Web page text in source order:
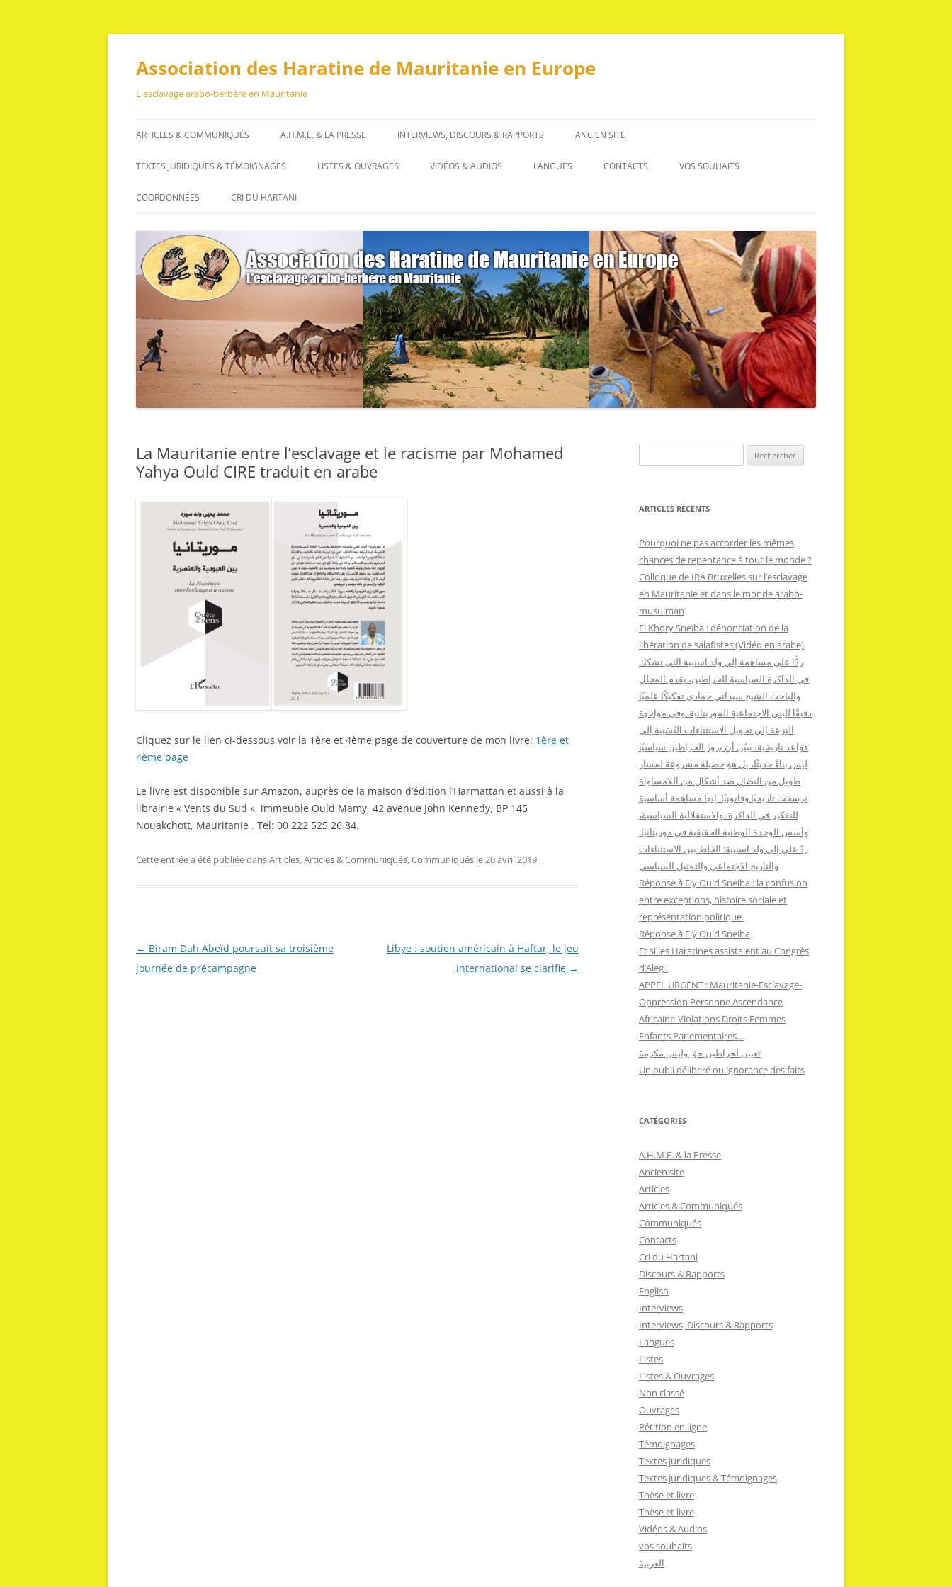
Aller
contenu
Association des Haratine de Mauritanie en Europe
L'esclavage arabo-berbère en Mauritanie
ARTICLES & COMMUNIQUÉS
ARTICLES
COMMUNIQUÉS
A.H.M.E. & LA PRESSE INTERVIEWS, DISCOURS & RAPPORTS
INTERVIEWS
ANCIEN SITE
TEXTES JURIDIQUES & TÉMOIGNAGES
TEXTES JURIDIQUES
LISTES & OUVRAGES VIDÉOS & AUDIOS LANGUES CONTACTS VOS SOUHAITS
COORDONNÉES CRI DU HARTANI
La Mauritanie entre l’esclavage et le racisme par Mohamed
Yahya Ould CIRE traduit en arabe
Cliquez sur le lien ci-dessous voir la 1ère et 4ème page de couverture de mon livre: 1ère et
4ème page
Le livre est disponible sur Amazon, auprès de la maison d’édition l’Harmattan et aussi à la
librairie « Vents du Sud », immeuble Ould Mamy, 42 avenue John Kennedy, BP 145
Nouakchott, Mauritanie . Tel: 00 222 525 26 84.
Cette entrée a été publiée dansArticles,Articles & Communiqués,Communiqués le20 avril 2019 .
Navigation
des
← Biram Dah Abeïd poursuit sa troisième
journée de précampagne
Libye : soutien américain à Haftar, le jeu
international se clarifie →
e
h
r
h
:
ARTICLES RÉCENTS
Pourquoi ne pas accorder les mêmes
chances de repentance à tout le monde ?
Colloque de IRA Bruxelles sur l’esclavage
en Mauritanie et dans le monde arabo-
musulman
El Khory Sneïba : dénonciation de la
libération de salafistes (Vidéo en arabe)
ردًّا على مساهمة إلي ولد اسنيبة التي تشكك
في الذاكرة السياسية للحراطين، يقدم المحلل
والباحث الشيخ سيداتي حمادي تفكيكًا علميًا
دقيقًا للبنى الاجتماعية الموريتانية. وفي مواجهة
النزعة إلى تحويل الاستثناءات النَّسَبية إلى
قواعد تاريخية، يبيّن أن بروز الحراطين سياسيًا
ليس بناءً حديثًا، بل هو حصيلة مشروعة لمسار
طويل من النضال ضد أشكال من اللامساواة
ترسخت تاريخيًا وقانونيًا. إنها مساهمة أساسية
للتفكير في الذاكرة، والاستقلالية السياسية،
وأسس الوحدة الوطنية الحقيقية في موريتانيا.
ردّ على إلي ولد اسنيبة: الخلط بين الاستثناءات
والتاريخ الاجتماعي والتمثيل السياسي
Réponse à Ely Ould Sneiba : la confusion
entre exceptions, histoire sociale et
représentation politique.
Réponse à Ely Ould Sneiba
Et si les Haratines assistaient au Congrès
d’Aleg !
APPEL URGENT : Mauritanie-Esclavage-
Oppression Personne Ascendance
Africaine-Violations Droits Femmes
Enfants Parlementaires…
تعيين لحراطين حق وليس مكرمة
Un oubli déliberé ou ignorance des faits
CATÉGORIES
A.H.M.E. & la Presse
Ancien site
Articles
Articles & Communiqués
Communiqués
Contacts
Cri du Hartani
Discours & Rapports
English
Interviews
Interviews, Discours & Rapports
Langues
Listes
Listes & Ouvrages
Non classé
Ouvrages
Pétition en ligne
Témoignages
Textes juridiques
Textes juridiques & Témoignages
Thèse et livre
Thèse et livre
Vidéos & Audios
vos souhaits
العربية